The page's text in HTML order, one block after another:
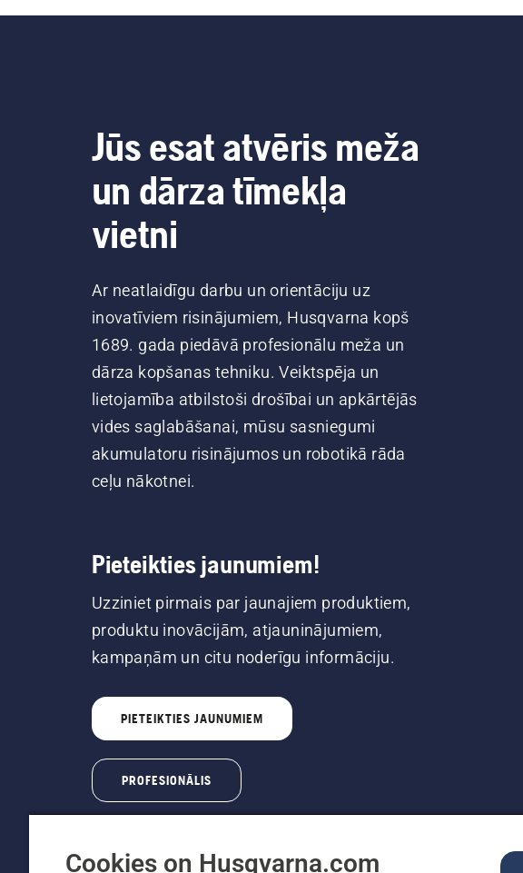
Jūs esat atvēris meža
un dārza tīmekļa
vietni
Ar neatlaidīgu darbu un orientāciju uz
inovatīviem risinājumiem, Husqvarna kopš
1689. gada piedāvā profesionālu meža un
dārza kopšanas tehniku. Veiktspēja un
lietojamība atbilstoši drošībai un apkārtējās
vides saglabāšanai, mūsu sasniegumi
akumulatoru risinājumos un robotikā rāda
ceļu nākotnei.
Pieteikties jaunumiem!
Uzziniet pirmais par jaunajiem produktiem,
produktu inovācijām, atjauninājumiem,
kampaņām un citu noderīgu informāciju.
PIETEIKTIES JAUNUMIEM
PROFESIONĀLIS
Cookies on Husqvarna.com